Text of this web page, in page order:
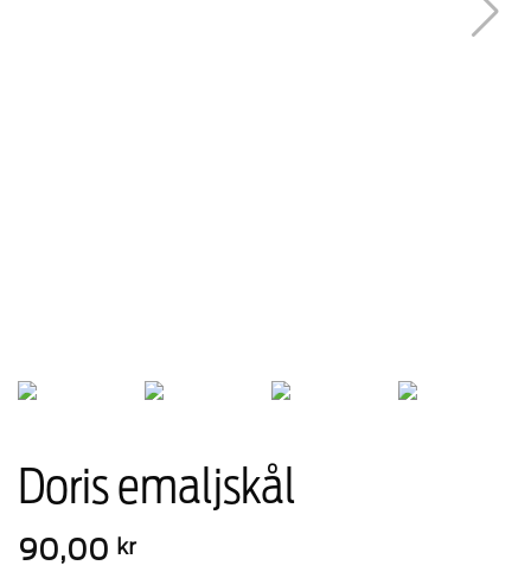
Doris emaljskål
90,00 kr